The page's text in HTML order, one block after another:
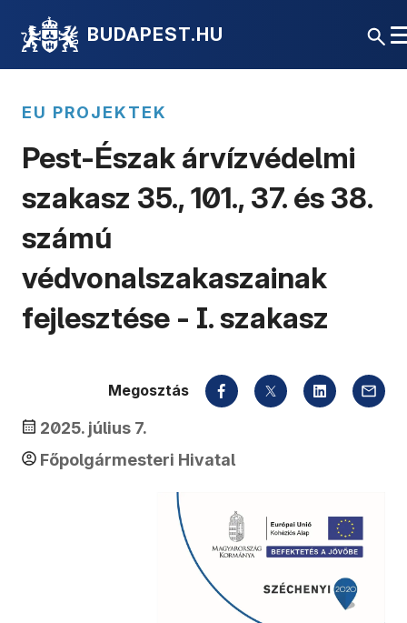
BUDAPEST.HU
EU PROJEKTEK
Pest-Észak árvízvédelmi
szakasz 35., 101., 37. és 38.
számú
védvonalszakaszainak
fejlesztése - I. szakasz
2025. július 7.
Főpolgármesteri Hivatal
Megosztás